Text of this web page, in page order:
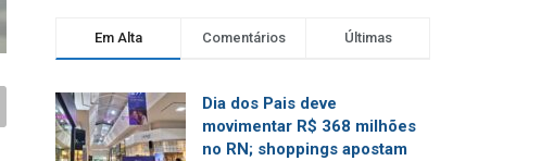
Em Alta Comentários Últimas
Dia dos Pais deve
movimentar R$ 368 milhões
no RN; shoppings apostam